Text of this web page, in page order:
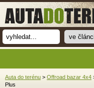
Auta do terénu > Offroad bazar 4x4
Plus